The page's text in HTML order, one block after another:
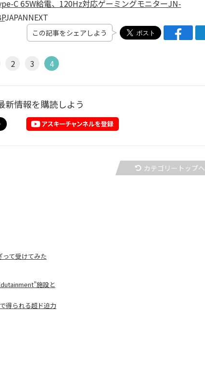
C 65W給電、120Hz対応ゲーミングモニターJN-
JAPANNEXT
この記事をシェアしよう
2 3 4
新情報を購読しよう
カテゴリートップへ
て受けてみた
施設と
得られる超ド迫力